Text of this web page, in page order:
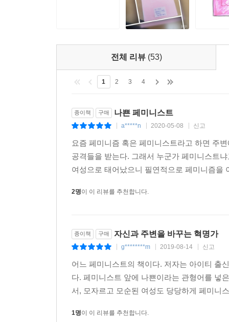
바다 건너 77명이 테러로 죽었는데 왜 가수 한 명
의 비극만 소화하고 한 번만 애도할 능력밖에 없
치 동정과 연민은 아껴서 사용해야 하는 한정된
비극들을 깔끔하게 이해할 수 없다. ---「노르웨
최근에 나는 거의 모든 사건 사고와 시사 이슈들
건, 보스턴 마라톤의 폭탄 테러는 모두 트위터를
달하는 내용에는 현격한 차이가 있다. 갈수록 이
대학원 다닐 때 복도를 걸어가다 같은 수업을 듣
도 모르고 동기들에게 내가 소수 집단 우대 정책
학생이라고 말했다. 나는 쿵쿵 뛰는 심장을 붙잡
[헬프]는 아무 생각 없이 머리를 비우고 보면 재미
분이라는 러닝 타임 동안 나의 영혼이 쪼그라들
리 정책, 부당함, 비극적인 소재가 이용을 당하고
짝폴짝 뛰어서 납작하고 너덜너덜한 근육 덩어리
다」중에서
아주 사적이면서도 아주 정치적인 글쓰기.
목소리(가디언)”이다. 마치 록산 게이가 내 옆에
사회와 세상을 비추고 있기 때문이다. 이는 독
읽히지만 충분히 지적이다. 학술서와 비평 사이,
무엇보다 재미있다! 웃기고 감동적이며 해방감이
이 책의 가장 큰 장점은 재미있다는 것이다. 참
웃기며 감동적이고 해방감이 몰려온다. 여성 차
어떤 무거운 이야기를 할 때도, 록산 게이는 이
지점이며, 록산 게이의 재능이 가장 반짝반짝 빛나
[나쁜 페미니스트]는 록산 게이의 삶과 글쓰기
비평가의 시크하고 쿨한 냉소가 없다. 이 글은
말한다. “나도 이렇게 정직한 글을 쓸 수 있을까
문화, 물론 그것은 여성의 문제가 아니라 공론
전체 리뷰 (53)
1 2 3 4
종이책 구매 나쁜 페미니스트
a*****n 2020-05-08 신고
요즘 페미니즘 혹은 페미니스트라고 하면 주
공격들을 받는다. 그래서 누군가 페미니스트
여성으로 태어났으니 필연적으로 페미니즘
2명이 이 리뷰를 추천합니다.
종이책 구매 자신과 주변을 바꾸는 혁명가
g********m 2019-08-14 신고
어느 페미니스트의 책이다. 저자는 아이티 출
다. 페미니스트 앞에 나쁜이라는 관형어를 넣
서, 모자르고 모순된 여성도 당당하게 페미니
1명이 이 리뷰를 추천합니다.